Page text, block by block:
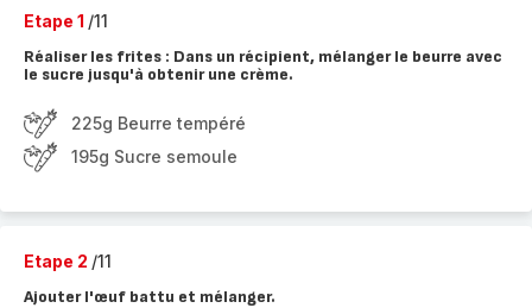
Etape 1 /11
Réaliser les frites : Dans un récipient, mélanger le beurre avec
le sucre jusqu'à obtenir une crème.
225g Beurre tempéré
195g Sucre semoule
Etape 2 /11
Ajouter l'œuf battu et mélanger.